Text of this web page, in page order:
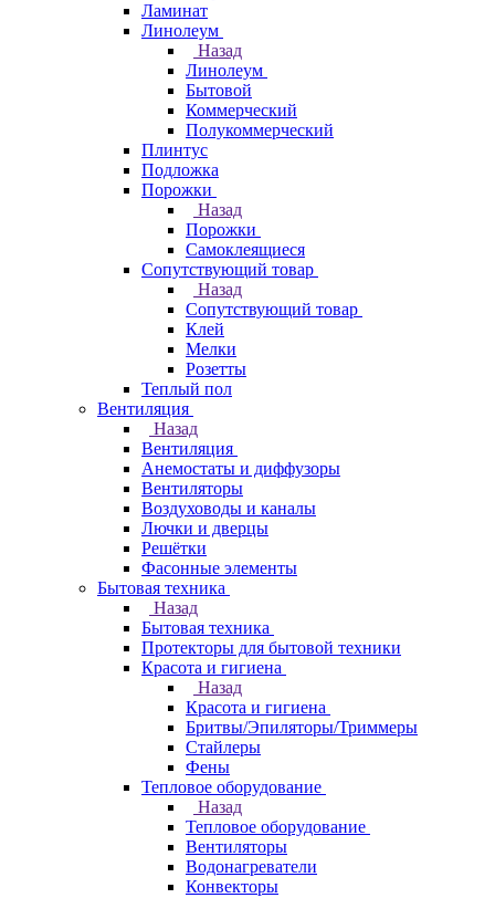
Ламинат
Линолеум
Назад
Линолеум
Бытовой
Коммерческий
Полукоммерческий
Плинтус
Подложка
Порожки
Назад
Порожки
Самоклеящиеся
Сопутствующий товар
Назад
Сопутствующий товар
Клей
Мелки
Розетты
Теплый пол
Вентиляция
Назад
Вентиляция
Анемостаты и диффузоры
Вентиляторы
Воздуховоды и каналы
Лючки и дверцы
Решётки
Фасонные элементы
Бытовая техника
Назад
Бытовая техника
Протекторы для бытовой техники
Красота и гигиена
Назад
Красота и гигиена
Бритвы/Эпиляторы/Триммеры
Стайлеры
Фены
Тепловое оборудование
Назад
Тепловое оборудование
Вентиляторы
Водонагреватели
Конвекторы